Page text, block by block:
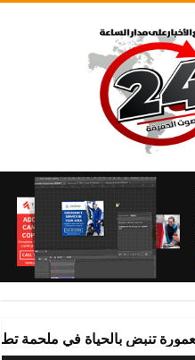
تنبض بالحياة في ملحمة